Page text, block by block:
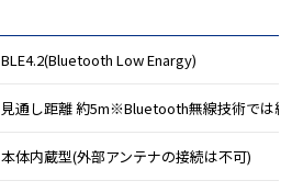
BLE4.2(Bluetooth Low Enargy)
見通し距離 約5m※Bluetooth無線技術では
本体内蔵型(外部アンテナの接続は不可)